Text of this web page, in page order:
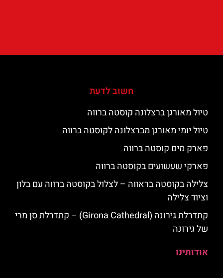
חשוב לדעת
טיול מאורגן ברצלונה קוסטה ברווה
טיול יומי מאורגן מברצלונה לקוסטה ברווה
פארק מים קוסטה ברווה
פארקי שעשועים בקוסטה ברווה
צלילה בקוסטה בראווה – לצלול בקוסטה ברווה עם בלון
וציוד צלילה
קתדרלת גירונה (Girona Cathedral) – קתדרלת סן מרי
של גירונה
אודותינו